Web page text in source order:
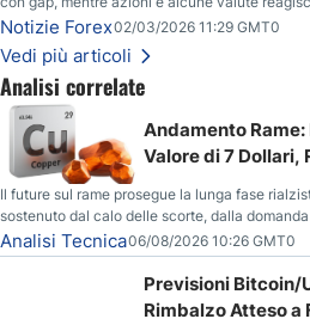
livelli da monitorare.
Notizie Forex02/03/2026 11:29 GMT0
Vedi più articoli
Analisi correlate
Andamento
Valore di 7 Dollari,
Il future sul rame prosegue la lunga fase
sostenuto dal calo delle scorte, dalla
energetiche, e dai timori di deficit produttivo
Analisi Tecnica06/08/2026 10:26 GMT0
Previsioni Bitcoin/
Rimbalzo Atteso a